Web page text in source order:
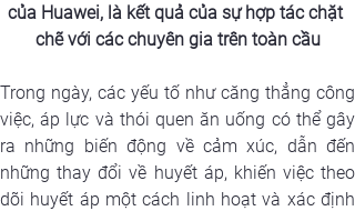
của Huawei, là kết quả của sự hợp tác chặt
chẽ với các chuyên gia trên toàn cầu
Trong ngày, các yếu tố như căng thẳng công
việc, áp lực và thói quen ăn uống có thể gây
ra những biến động về cảm xúc, dẫn đến
những thay đổi về huyết áp, khiến việc theo
dõi huyết áp một cách linh hoạt và xác định